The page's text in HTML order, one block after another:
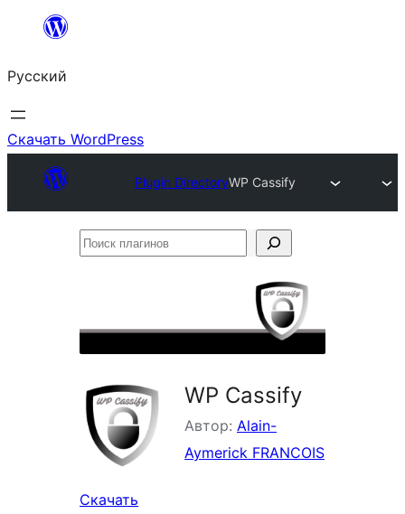
Перейти
содержимому
Русский
Скачать WordPress
Plugin DirectoryWP Cassify
Поиск
WP Cassify
Автор: Alain-
Aymerick FRANCOIS
Скачать